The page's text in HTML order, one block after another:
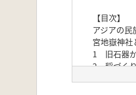
【目次】
アジアの
宮地嶽神
1 旧石器
2 稲づく